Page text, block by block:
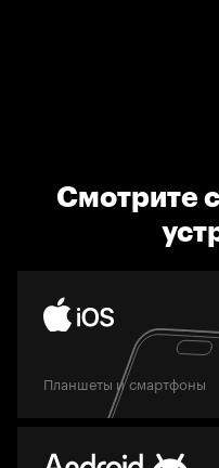
Смотрите
Планшеты и смартфоны